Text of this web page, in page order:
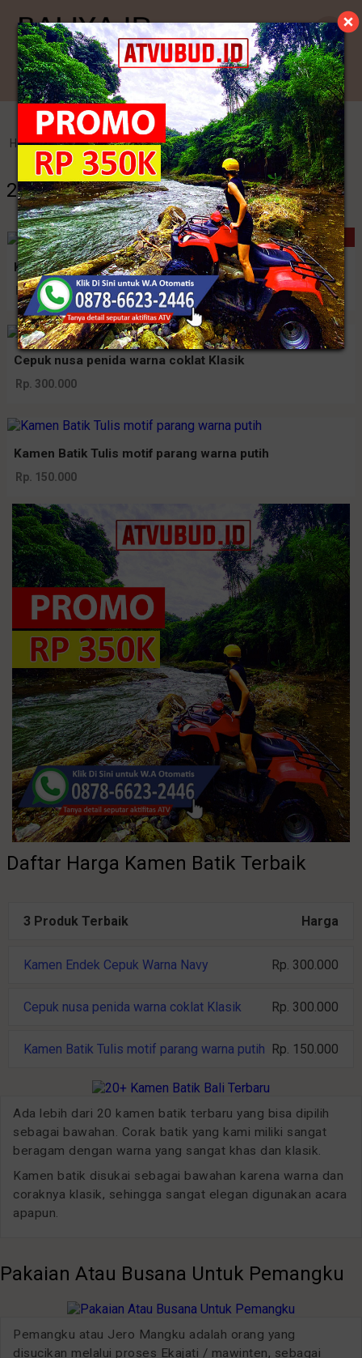
Kategori
Home >Tenun >20+ Kamen Batik Bali Terbaru
20+ Kamen Batik Bali Terbaru
MODEL BARU
Kamen Endek Cepuk Warna Navy
Rp. 300.000
Cepuk nusa penida warna coklat Klasik
Rp. 300.000
Kamen Batik Tulis motif parang warna putih
Rp. 150.000
Daftar Harga Kamen Batik Terbaik
3 Produk Terbaik Harga
Kamen Endek Cepuk Warna Navy Rp. 300.000
Cepuk nusa penida warna coklat Klasik Rp. 300.000
Kamen Batik Tulis motif parang warna putih Rp. 150.000
Ada lebih dari 20 kamen batik terbaru yang bisa dipilih
sebagai bawahan. Corak batik yang kami miliki sangat
beragam dengan warna yang sangat khas dan klasik.
Kamen batik disukai sebagai bawahan karena warna dan
coraknya klasik, sehingga sangat elegan digunakan acara
apapun.
Pakaian Atau Busana Untuk Pemangku
Pemangku atau Jero Mangku adalah orang yang
disucikan melalui proses Ekajati / mawinten, sebagai